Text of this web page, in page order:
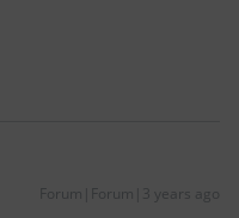
Forum|Forum|3 years ago